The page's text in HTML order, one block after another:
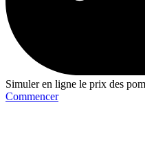
Simuler en ligne le prix des
Commencer